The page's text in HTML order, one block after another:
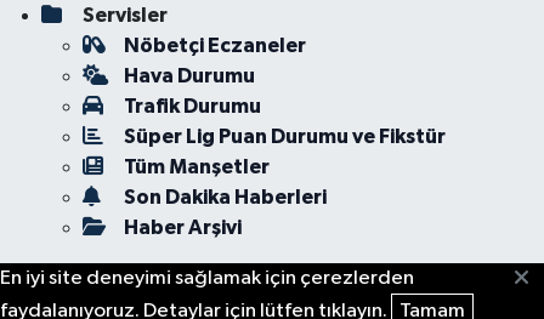
Servisler
Nöbetçi Eczaneler
Hava Durumu
Trafik Durumu
Süper Lig Puan Durumu ve Fikstür
Tüm Manşetler
Son Dakika Haberleri
Haber Arşivi
En iyi site deneyimi sağlamak için çerezlerden
faydalanıyoruz. Detaylar için lütfen tıklayın.
Tamam